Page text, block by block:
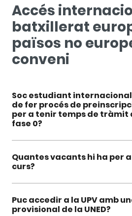
Accés
batxillerat
països no
conveni
Soc estudiant
de fer procés de
per a tenir temps de tràmit
fase 0?
Quantes vacants hi ha per
curs?
Puc accedir a la UPV amb
provisional de la UNED?